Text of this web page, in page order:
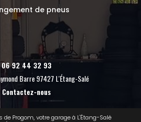
de pneus
06 92 44 32 93
Barre 97427 L'Étang-Salé
Contactez-nous
Progom, votre garage à L'Étang-Salé